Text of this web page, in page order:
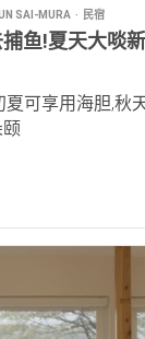
SAI-MURA 民宿
鱼!夏天大啖
可享用海胆,秋